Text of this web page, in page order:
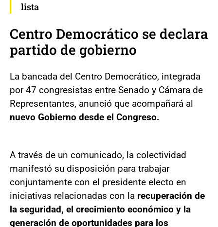
lista
Centro Democrático se declara
partido de gobierno
La bancada del Centro Democrático, integrada
por 47 congresistas entre Senado y Cámara de
Representantes, anunció que acompañará al
nuevo Gobierno desde el Congreso.
A través de un comunicado, la colectividad
manifestó su disposición para trabajar
conjuntamente con el presidente electo en
iniciativas relacionadas con la recuperación de
la seguridad, el crecimiento económico y la
generación de oportunidades para los